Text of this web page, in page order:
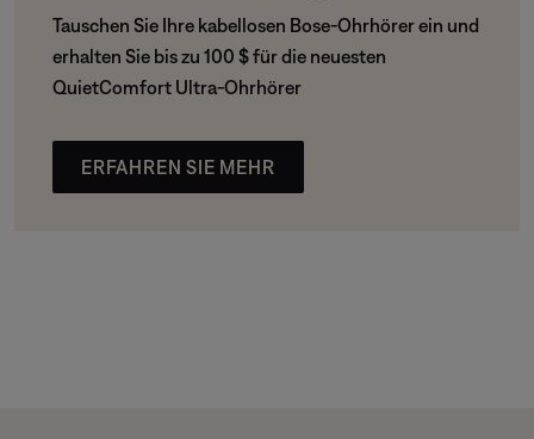
Tauschen Sie Ihre kabellosen Bose-Ohrhörer ein und
erhalten Sie bis zu 100 $ für die neuesten
QuietComfort Ultra-Ohrhörer
ERFAHREN SIE MEHR